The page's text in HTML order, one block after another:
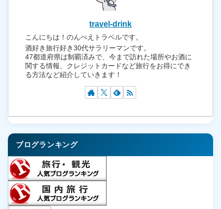
travel-drink
こんにちは！のんべえトラベルです。
酒好き旅行好き30代サラリーマンです。
47都道府県は制覇済みで、今まで訪れた場所やお酒に
関する情報、クレジットカードなど旅行をお得にでき
る方法など紹介していきます！
ブログランキング